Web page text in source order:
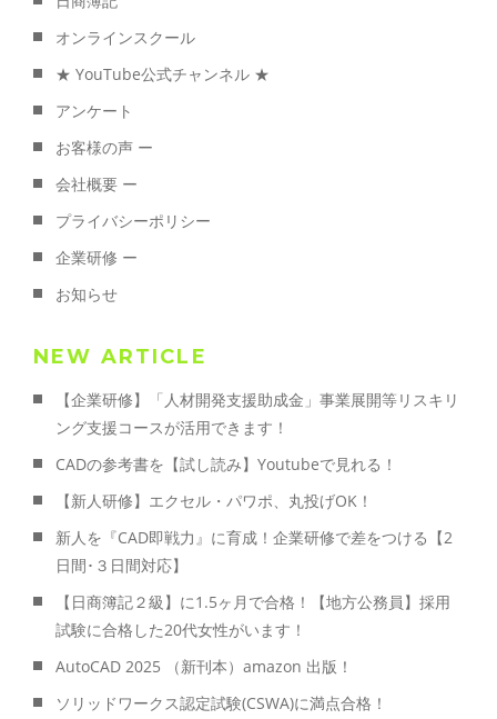
オンラインスクール
★ YouTube公式チャンネル ★
アンケート
お客様の声 ー
会社概要 ー
プライバシーポリシー
企業研修 ー
お知らせ
NEW ARTICLE
【企業研修】「人材開発支援助成金」事業展開等リスキリ
ング支援コースが活用できます！
CADの参考書を【試し読み】Youtubeで見れる！
【新人研修】エクセル・パワポ、丸投げOK！
新人を『CAD即戦力』に育成！企業研修で差をつける【2
日間･３日間対応】
【日商簿記２級】に1.5ヶ月で合格！【地方公務員】採用
試験に合格した20代女性がいます！
AutoCAD 2025 （新刊本）amazon 出版！
ソリッドワークス認定試験(CSWA)に満点合格！